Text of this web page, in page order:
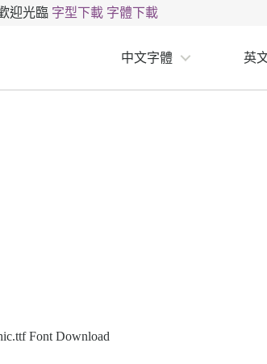
迎光臨 字型下載 字體下載
中文字體 英
Font Download